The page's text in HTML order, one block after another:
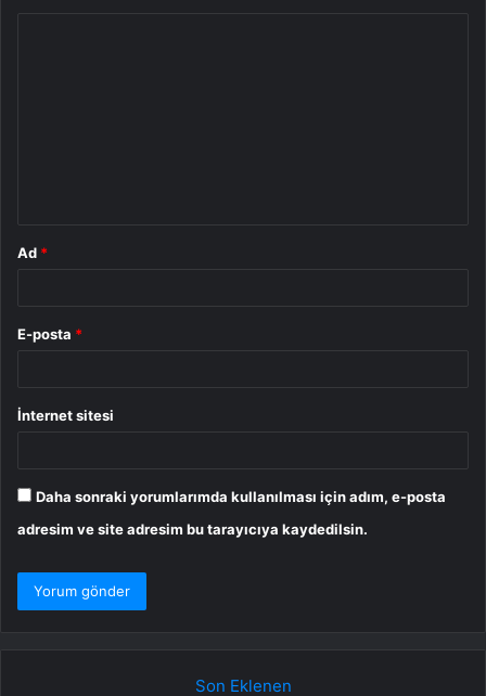
Ad *
E-posta *
İnternet sitesi
Daha sonraki yorumlarımda kullanılması için adım, e-posta
adresim ve site adresim bu tarayıcıya kaydedilsin.
Son Eklenen